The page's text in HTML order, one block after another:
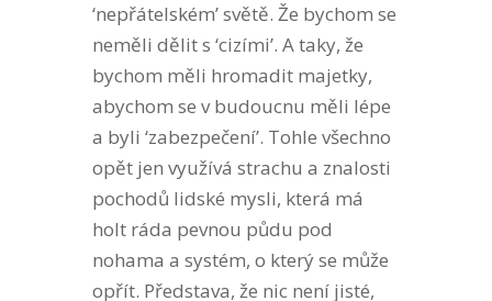
‘nepřátelském’ světě. Že bychom se
neměli dělit s ‘cizími’. A taky, že
bychom měli hromadit majetky,
abychom se v budoucnu měli lépe
a byli ‘zabezpečení’. Tohle všechno
opět jen využívá strachu a znalosti
pochodů lidské mysli, která má
holt ráda pevnou půdu pod
nohama a systém, o který se může
opřít. Představa, že nic není jisté,